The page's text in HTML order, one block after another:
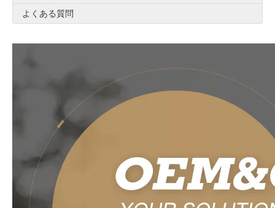
よくある質問